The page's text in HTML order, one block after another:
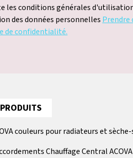
les conditions générales
des données personnelles Prendre
de confidentialité.
PRODUITS
couleurs pour radiateurs et
Chauffage Central ACOVA